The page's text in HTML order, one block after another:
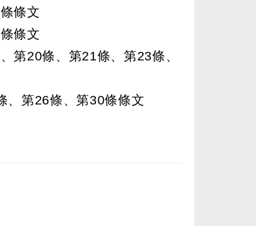
條文
條文
第20條、第21條、第23條、
、第26條、第30條條文